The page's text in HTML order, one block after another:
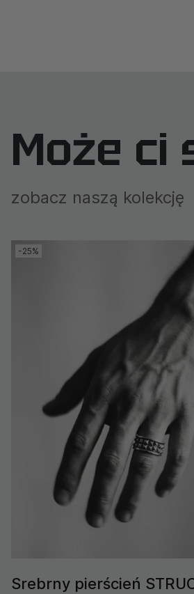
Może ci
zobacz naszą kolekcję
-25%
Srebrny pierścień